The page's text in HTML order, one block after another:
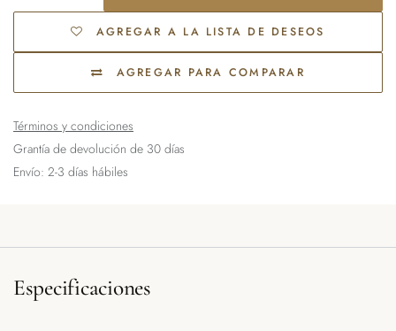
AGREGAR PARA COMPARAR
AGREGAR A LA LISTA DE DESEOS
Términos y condiciones
Grantía de devolución de 30 días
Envío: 2-3 días hábiles
Especificaciones